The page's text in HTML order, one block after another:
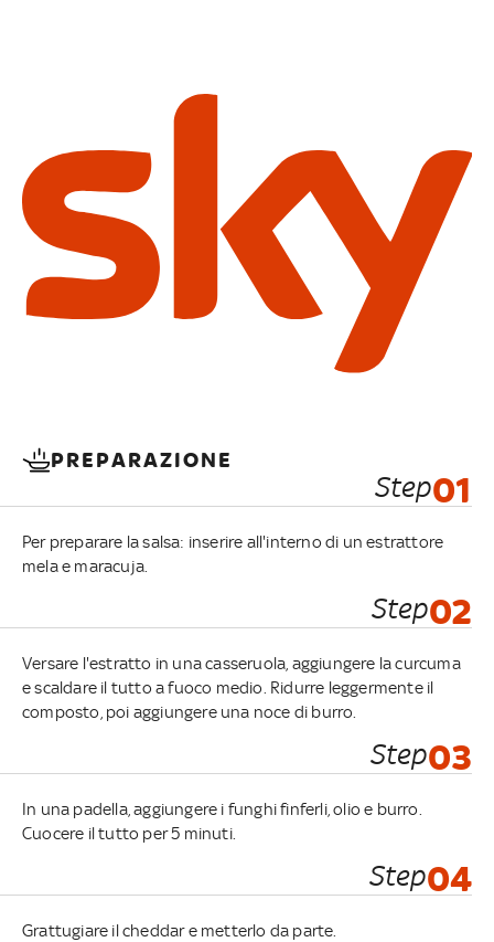
PREPARAZIONE
Step01
Per preparare la salsa: inserire all'interno di un estrattore
mela e maracuja.
Step02
Versare l'estratto in una casseruola, aggiungere la curcuma
e scaldare il tutto a fuoco medio. Ridurre leggermente il
composto, poi aggiungere una noce di burro.
Step03
In una padella, aggiungere i funghi finferli, olio e burro.
Cuocere il tutto per 5 minuti.
Step04
Grattugiare il cheddar e metterlo da parte.